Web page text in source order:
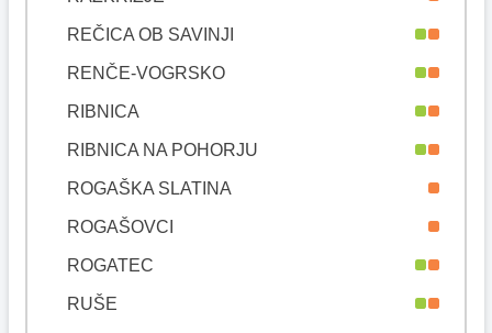
REČICA OB SAVINJI
RENČE-VOGRSKO
RIBNICA
RIBNICA NA POHORJU
ROGAŠKA SLATINA
ROGAŠOVCI
ROGATEC
RUŠE